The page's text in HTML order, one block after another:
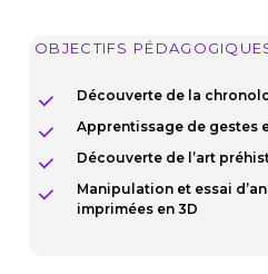
OBJECTIFS
Découverte de la
Apprentissage de gestes
Découverte de l’art
Manipulation et essai
imprimées en 3D